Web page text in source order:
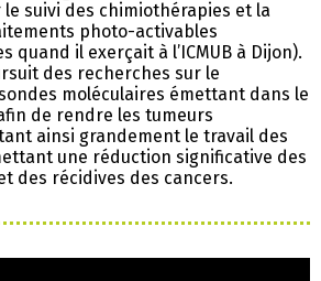
suivi des chimiothérapies et la
photo-activables
quand il exerçait à l’ICMUB à Dijon).
des recherches sur le
moléculaires émettant dans le
de rendre les tumeurs
ainsi grandement le travail des
une réduction significative des
des récidives des cancers.